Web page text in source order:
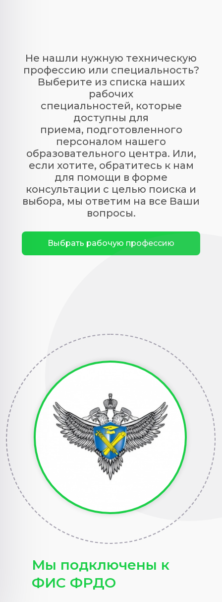
Не нашли нужную техническую
профессию или специальность?
Выберите из списка наших
рабочих
специальностей, которые
доступны для
приема, подготовленного
персоналом нашего
образовательного центра. Или,
если хотите, обратитесь к нам
для помощи в форме
консультации с целью поиска и
выбора, мы ответим на все Ваши
вопросы.
Выбрать рабочую профессию
Мы подключены к
ФИС ФРДО